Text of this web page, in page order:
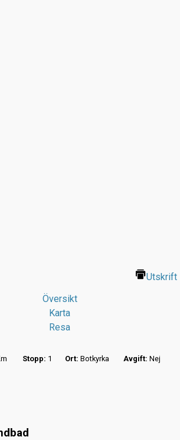
Utskrift
Översikt
Karta
Resa
Stopp: 1 Ort: Botkyrka Avgift: Nej